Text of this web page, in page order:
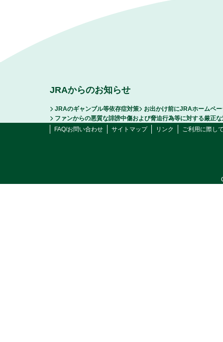
JRAからのお知らせ
JRAのギャンブル等依存症対策
お出かけ前にJRAホームペ
ファンからの悪質な誹謗中傷および脅迫行為等に対する厳正
FAQ/お問い合わせ
サイトマップ リンク ご利用に際し